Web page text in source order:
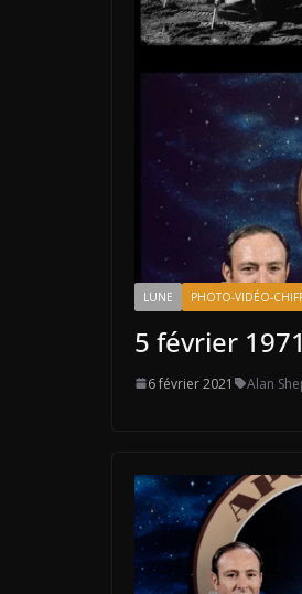
LUNE PHOTO-VIDÉO-
5 février
6 février 2021 Alan